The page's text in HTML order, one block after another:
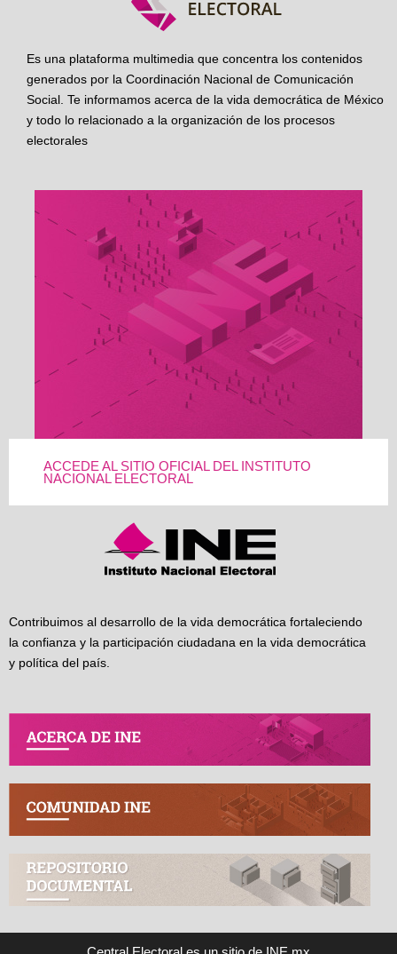
Es una plataforma multimedia que concentra los contenidos
generados por la Coordinación Nacional de Comunicación
Social. Te informamos acerca de la vida democrática de México
y todo lo relacionado a la organización de los procesos
electorales
ACCEDE AL SITIO OFICIAL DEL INSTITUTO
NACIONAL ELECTORAL
Contribuimos al desarrollo de la vida democrática fortaleciendo
la confianza y la participación ciudadana en la vida democrática
y política del país.